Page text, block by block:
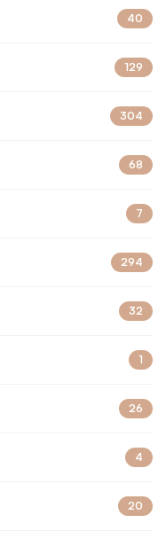
40
129
304
68
7
294
32
1
26
4
20